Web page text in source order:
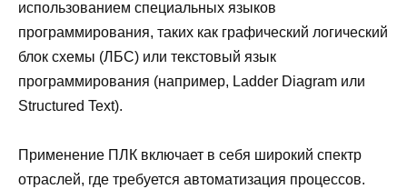
использованием специальных языков
программирования, таких как графический логический
блок схемы (ЛБС) или текстовый язык
программирования (например, Ladder Diagram или
Structured Text).
Применение ПЛК включает в себя широкий спектр
отраслей, где требуется автоматизация процессов.